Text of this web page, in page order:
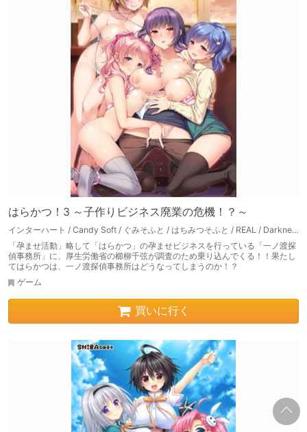
はらかつ！3 ～子作りビジネス廃業の危機！？～
インターハート / Candy Soft / ぐみそふと / はちみつそふと / REAL / DarknessPot / 娘。 / しばそふと / DESSERT Soft / カカオ / ういろうそふと / ましゅまろそふと
「孕ませ活動」略して「はらかつ」の孕ませビジネスを行っている「一ノ渡探
偵事務所」に、厚生労働省の櫛柳千弦が調査のため乗り込んでくる！！果たし
てはらかつは、一ノ渡探偵事務所はどうなってしまうのか！？
ゲーム
買いに行く